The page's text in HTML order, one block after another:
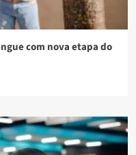
com nova etapa do